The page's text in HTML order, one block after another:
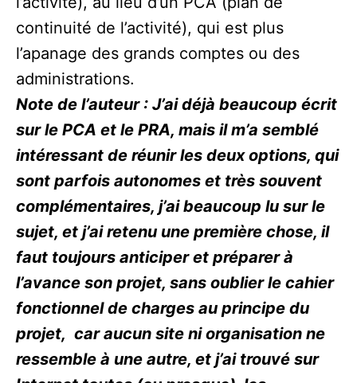
continuité de l’activité), qui est plus
l’apanage des grands comptes ou des
administrations.
Note de l’auteur : J’ai déjà beaucoup écrit
sur le PCA et le PRA, mais il m’a semblé
intéressant de réunir les deux options, qui
sont parfois autonomes et très souvent
complémentaires, j’ai beaucoup lu sur le
sujet, et j’ai retenu une première chose, il
faut toujours anticiper et préparer à
l’avance son projet, sans oublier le cahier
fonctionnel de charges au principe du
projet, car aucun site ni organisation ne
ressemble à une autre, et j’ai trouvé sur